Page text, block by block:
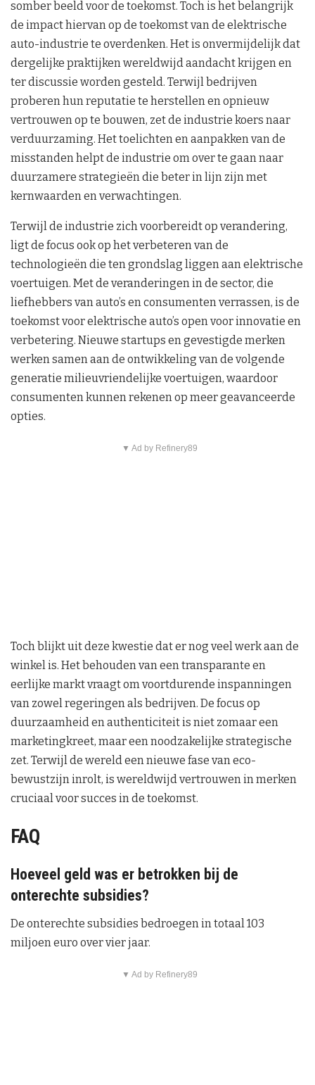
somber beeld voor de toekomst. Toch is het belangrijk
de impact hiervan op de toekomst van de elektrische
auto-industrie te overdenken. Het is onvermijdelijk dat
dergelijke praktijken wereldwijd aandacht krijgen en
ter discussie worden gesteld. Terwijl bedrijven
proberen hun reputatie te herstellen en opnieuw
vertrouwen op te bouwen, zet de industrie koers naar
verduurzaming. Het toelichten en aanpakken van de
misstanden helpt de industrie om over te gaan naar
duurzamere strategieën die beter in lijn zijn met
kernwaarden en verwachtingen.
Terwijl de industrie zich voorbereidt op verandering,
ligt de focus ook op het verbeteren van de
technologieën die ten grondslag liggen aan elektrische
voertuigen. Met de veranderingen in de sector, die
liefhebbers van auto’s en consumenten verrassen, is de
toekomst voor elektrische auto’s open voor innovatie en
verbetering. Nieuwe startups en gevestigde merken
werken samen aan de ontwikkeling van de volgende
generatie milieuvriendelijke voertuigen, waardoor
consumenten kunnen rekenen op meer geavanceerde
opties.
▼ Ad by Refinery89
Toch blijkt uit deze kwestie dat er nog veel werk aan de
winkel is. Het behouden van een transparante en
eerlijke markt vraagt om voortdurende inspanningen
van zowel regeringen als bedrijven. De focus op
duurzaamheid en authenticiteit is niet zomaar een
marketingkreet, maar een noodzakelijke strategische
zet. Terwijl de wereld een nieuwe fase van eco-
bewustzijn inrolt, is wereldwijd vertrouwen in merken
cruciaal voor succes in de toekomst.
FAQ
Hoeveel geld was er betrokken bij de
onterechte subsidies?
De onterechte subsidies bedroegen in totaal 103
miljoen euro over vier jaar.
▼ Ad by Refinery89